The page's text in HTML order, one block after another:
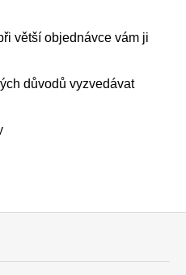
větší objednávce vám ji
důvodů vyzvedávat